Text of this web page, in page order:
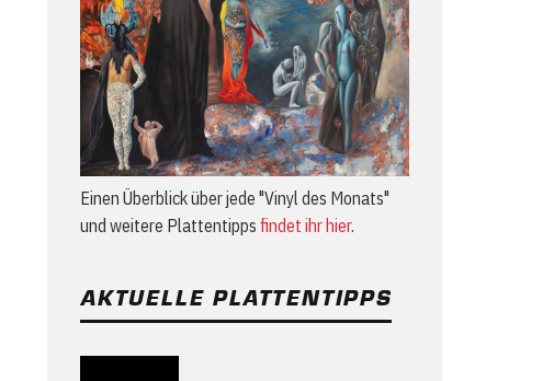
Einen Überblick über jede "Vinyl des Monats"
und weitere Plattentipps findet ihr hier.
AKTUELLE PLATTENTIPPS